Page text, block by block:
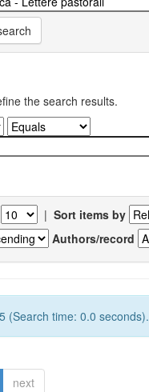
the search results.
| Sort items by
Authors/record
(Search time: 0.0 seconds).
next